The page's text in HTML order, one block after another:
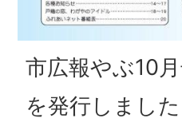
市広報やぶ10月
を発行しました